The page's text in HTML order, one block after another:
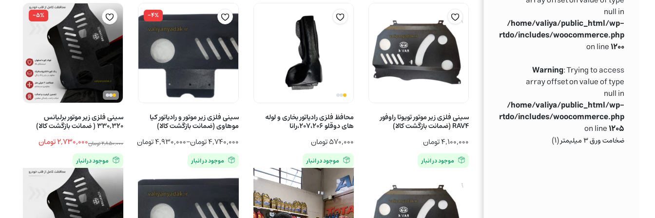
سینی فلزی زیر موتور تویوتا راوفور
RAV4 (ضمانت بازگشت کالا)
۴,۱۰۰,۰۰۰تومان
موجود در انبار
محافظ فلزی رادیاتور بخاری و لوله
های دوقلو ۲۰۷،۲۰۶،رانا
۵۷۰,۰۰۰تومان
موجود در انبار
-۴%
سینی فلزی زیر موتور و رادیاتور کیا
موهاوی (ضمانت بازگشت کالا)
۴,۷۴۰,۰۰۰تومان–۴,۹۳۰,۰۰۰تومان
محدوده
قیمت:
۴,۷۴۰,۰۰۰ تومان
۴,۹۳۰,۰۰۰ تومان
موجود در انبار
-۵%
سینی فلزی زیر موتور برلیانس
۳۳۰,۳۲۰ ( ضمانت بازگشت کالا)
۲,۸۵۰,۰۰۰تومان
قیمت
اصلی
۲,۸۵۰,۰۰۰ تومان
بود.
۲,۷۳۰,۰۰۰تومان
قیمت
فعلی
۲,۷۳۰,۰۰۰ تومان
است.
موجود در انبار
null in
/home/valiya/public_html/wp-
content/themes/partdo/includes/woocommerce.php
on line۱۲۰۰
Warning: Trying to access
array offset on value of type
null in
/home/valiya/public_html/wp-
content/themes/partdo/includes/woocommerce.php
on line۱۲۰۵
ضخامت ورق ۳ میلیمتر (۱)